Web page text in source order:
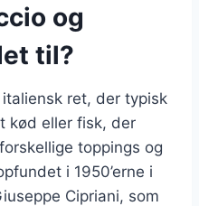
og
til?
ret, der typisk
kød eller fisk, der
toppings og
i 1950’erne i
Cipriani, som